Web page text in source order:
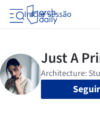
Iniciar sessão
Seguir